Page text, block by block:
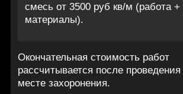
смесь от 3500 руб кв/м (работа +
материалы).
Окончательная стоимость работ
рассчитывается после
месте захоронения.